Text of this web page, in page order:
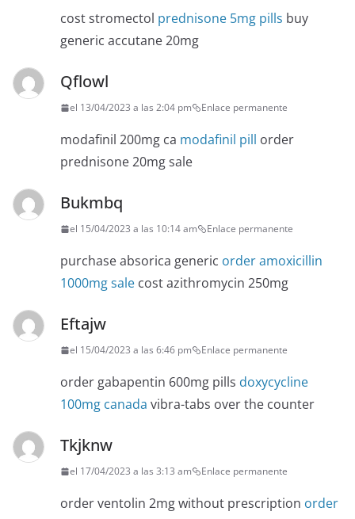
cost stromectol prednisone 5mg pills buy
generic accutane 20mg
Qflowl
el 13/04/2023 a las 2:04 pm Enlace permanente
modafinil 200mg ca modafinil pill order
prednisone 20mg sale
Bukmbq
el 15/04/2023 a las 10:14 am Enlace permanente
purchase absorica generic order amoxicillin
1000mg sale cost azithromycin 250mg
Eftajw
el 15/04/2023 a las 6:46 pm Enlace permanente
order gabapentin 600mg pills doxycycline
100mg canada vibra-tabs over the counter
Tkjknw
el 17/04/2023 a las 3:13 am Enlace permanente
order ventolin 2mg without prescription order